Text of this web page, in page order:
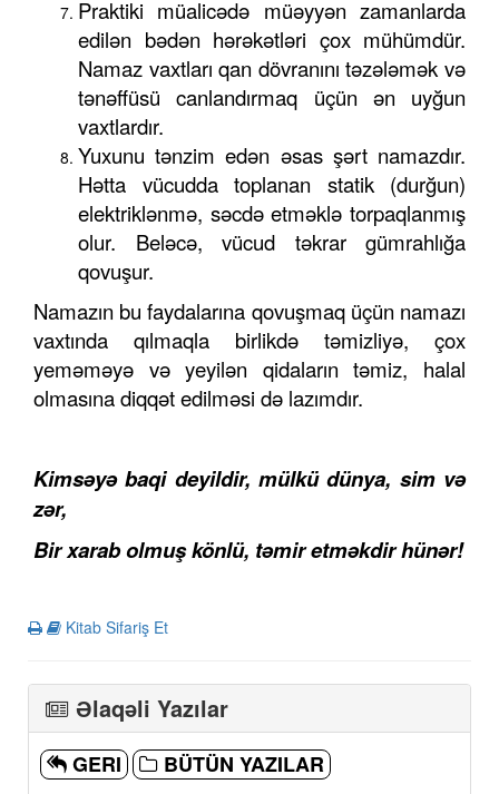
Praktiki müalicədə müəyyən zamanlarda
edilən bədən hərəkətləri çox mühümdür.
Namaz vaxtları qan dövranını təzələmək və
tənəffüsü canlandırmaq üçün ən uyğun
vaxtlardır.
Yuxunu tənzim edən əsas şərt namazdır.
Hətta vücudda toplanan statik (durğun)
elektriklənmə, səcdə etməklə torpaqlanmış
olur. Beləcə, vücud təkrar gümrahlığa
qovuşur.
Namazın bu faydalarına qovuşmaq üçün namazı
vaxtında qılmaqla birlikdə təmizliyə, çox
yeməməyə və yeyilən qidaların təmiz, halal
olmasına diqqət edilməsi də lazımdır.
Kimsəyə baqi deyildir, mülkü dünya, sim və
zər,
Bir xarab olmuş könlü, təmir etməkdir hünər!
Kitab Sifariş Et
Əlaqəli Yazılar
GERI BÜTÜN YAZILAR